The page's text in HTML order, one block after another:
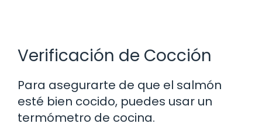
Verificación de Cocción
Para asegurarte de que el salmón
esté bien cocido, puedes usar un
termómetro de cocina.